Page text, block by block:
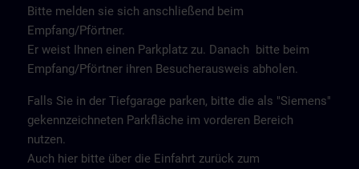
Bitte melden sie sich anschließend beim
Empfang/Pförtner.
Er weist Ihnen einen Parkplatz zu. Danach bitte beim
Empfang/Pförtner ihren Besucherausweis abholen.
Falls Sie in der Tiefgarage parken, bitte die als "Siemens"
gekennzeichneten Parkfläche im vorderen Bereich
nutzen.
Auch hier bitte über die Einfahrt zurück zum